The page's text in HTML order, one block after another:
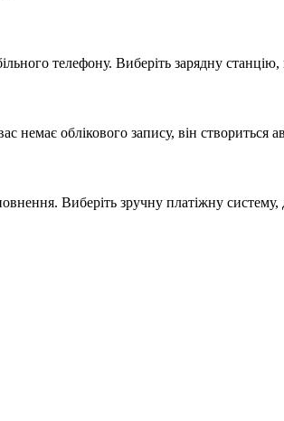
телефону. Виберіть зарядну
немає облікового запису, він створиться
Виберіть зручну платіжну систему,